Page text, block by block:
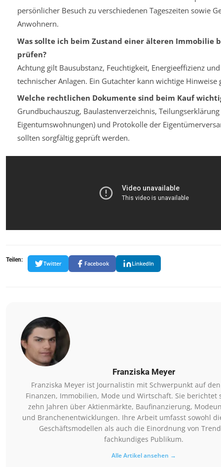
persönlicher Besuch zu verschiedenen Tageszeiten sowie
Anwohnern.
Was sollte ich beim Zustand einer älteren Immobilie
prüfen?
Achtung gilt Bausubstanz, Feuchtigkeit, Energieeffizienz
technischer Anlagen. Ein Gutachter kann wichtige Hinweise
Welche rechtlichen Dokumente sind beim Kauf
Grundbuchauszug, Baulastenverzeichnis, Teilungserklärung
Eigentumswohnungen) und Protokolle der
sollten sorgfältig geprüft werden.
Teilen:
Twitter Facebook LinkedIn
Franziska Meyer
Franziska Meyer ist Journalistin mit Schwerpunkt auf
Finanzen, Immobilien, Mode und Wirtschaft. Sie berichtet
zehn Jahren über Aktienmärkte, Baufinanzierung,
und Branchenentwicklungen. Ihre Arbeit umfasst sowohl
Geschäftsmodellen als auch die Einordnung von
fachkundiges Publikum.
Alle Artikel ansehen →